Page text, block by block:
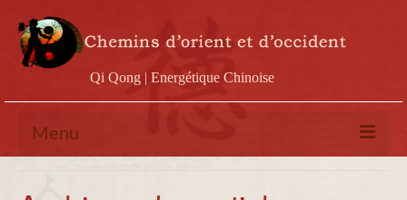
Qi Qong | Energétique Chinoise
Menu